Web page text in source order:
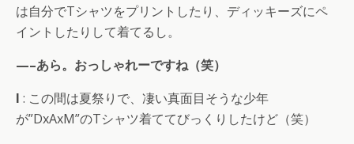
は自分でTシャツをプリントしたり、ディッキーズにペ
イントしたりして着てるし。
—–あら。おっしゃれーですね（笑）
I : この間は夏祭りで、凄い真面目そうな少年
が”DxAxM”のTシャツ着ててびっくりしたけど（笑）